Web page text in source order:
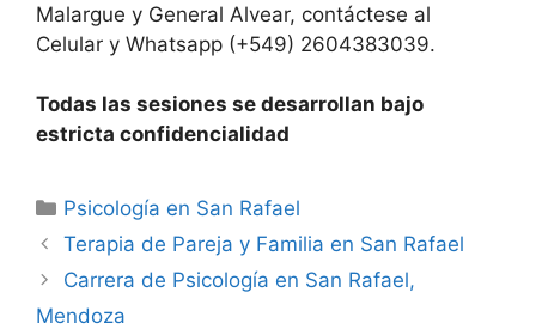
Malargue y General Alvear, contáctese al
Celular y Whatsapp (+549) 2604383039.
Todas las sesiones se desarrollan bajo
estricta confidencialidad
Categorías
Psicología en San Rafael
Terapia de Pareja y Familia en San Rafael
Carrera de Psicología en San Rafael,
Mendoza